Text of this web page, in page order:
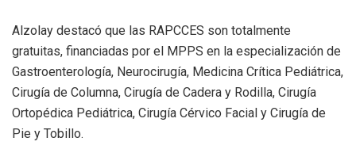
Alzolay destacó que las RAPCCES son totalmente
gratuitas, financiadas por el MPPS en la especialización de
Gastroenterología, Neurocirugía, Medicina Crítica Pediátrica,
Cirugía de Columna, Cirugía de Cadera y Rodilla, Cirugía
Ortopédica Pediátrica, Cirugía Cérvico Facial y Cirugía de
Pie y Tobillo.